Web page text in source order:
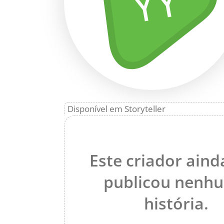
Disponível em Storyteller
Este criador
publicou
história.